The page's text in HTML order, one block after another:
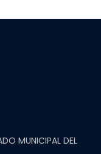
MUNICIPAL DEL